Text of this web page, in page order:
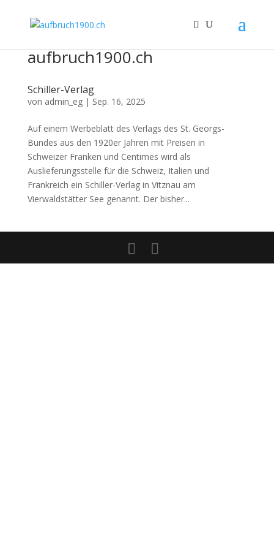
aufbruch1900.ch
Schiller-Verlag
von admin_eg| Sep. 16, 2025
Auf einem Werbeblatt des Verlags des St. Georgs-
Bundes aus den 1920er Jahren mit Preisen in
Schweizer Franken und Centimes wird als
Auslieferungsstelle für die Schweiz, Italien und
Frankreich ein Schiller-Verlag in Vitznau am
Vierwaldstätter See genannt. Der bisher...